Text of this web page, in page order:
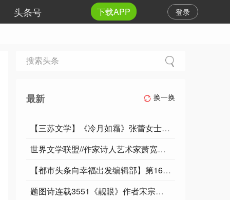
登录
头条号 下载APP
最新 换一换
【三苏文学】《冷月如霜》张蕾女士的佳作
世界文学联盟//作家诗人艺术家萧宽佳作《感冒——萧宽格言漫记623》
【都市头条向幸福出发编辑部】第16504期 满江红·守善传心文/钟建群
题图诗连载3551《靓眼》作者宋宗友（吉林）编辑孙秀兰20260806